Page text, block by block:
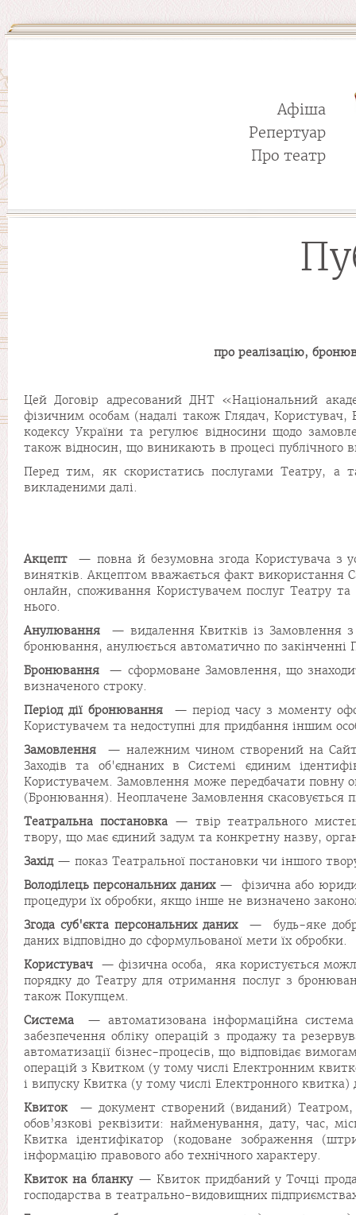
Афіша
Репертуар
Про театр
про реалізацію,
Цей Договір адресований ДНТ «Національний
фізичним особам (надалі також Глядач, Користувач,
кодексу України та регулює відносини щодо
також відносин, що виникають в процесі публічного
Перед тим, як скористатись послугами Театру, а
викладеними далі.
Акцепт — повна й безумовна згода Користувача з
винятків. Акцептом вважається факт використання
онлайн, споживання Користувачем послуг Театру
нього.
Анулювання — видалення Квитків із Замовлення з
бронювання, анулюється автоматично по закінченні
Бронювання — сформоване Замовлення, що
визначеного строку.
Період дії бронювання— період часу з моменту
Користувачем та недоступні для придбання іншим
Замовлення — належним чином створений на Сайті
Заходів та об'єднаних в Системі єдиним
Користувачем. Замовлення може передбачати повну
(Бронювання). Неоплачене Замовлення скасовується
Театральна постановка — твір театрального
твору, що має єдиний задум та конкретну назву,
Захід— показ Театральної постановки чи іншого
Володілець персональних даних— фізична або
процедури їх обробки, якщо інше не визначено
Згода суб'єкта персональних даних— будь-яке
даних відповідно до сформульованої мети їх обробки.
Користувач — фізична особа, яка користується
порядку до Театру для отримання послуг з
також Покупцем.
Система — автоматизована інформаційна
забезпечення обліку операцій з продажу та
автоматизації бізнес-процесів, що відповідає
операцій з Квитком (у тому числі Електронним
і випуску Квитка (у тому числі Електронного
Квиток
— документ створений (виданий) Театром,
обов’язкові реквізити: найменування, дату, час,
Квитка ідентифікатор (кодоване зображення
інформацію правового або технічного характеру.
Квиток на бланку— Квиток придбаний у Точці
господарства в театрально-видовищних